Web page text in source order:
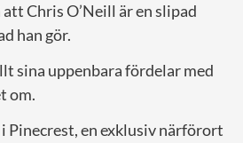
Chris O’Neill är en slipad
han gör.
sina uppenbara fördelar med
om.
Pinecrest, en exklusiv närförort